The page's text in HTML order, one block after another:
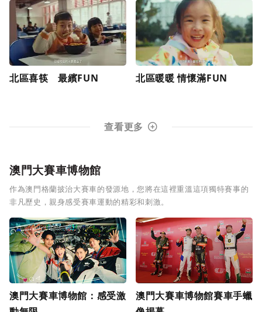
北區喜筷 最繽FUN 北區暖暖 情懷滿FUN
查看更多
澳門大賽車博物館
作為澳門格蘭披治大賽車的發源地，您將在這裡重溫這項獨特賽事的
非凡歷史，親身感受賽車運動的精彩和刺激。
澳門大賽車博物館：感受激
澳門大賽車博物館賽車手蠟